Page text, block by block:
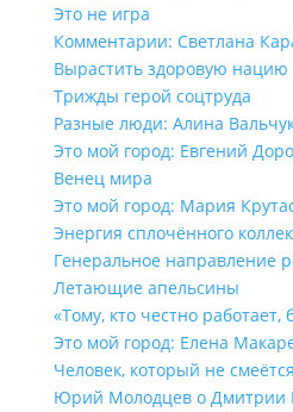
Это не игра
Комментарии: Светлана
Вырастить здоровую нацию
Трижды герой соцтруда
Разные люди: Алина
Это мой город: Евгений
Венец мира
Это мой город: Мария
Энергия сплочённого
Генеральное направление
Летающие апельсины
«Тому, кто честно работает,
Это мой город: Елена
Человек, который не смеётся
Юрий Молодцев о Дмитрии